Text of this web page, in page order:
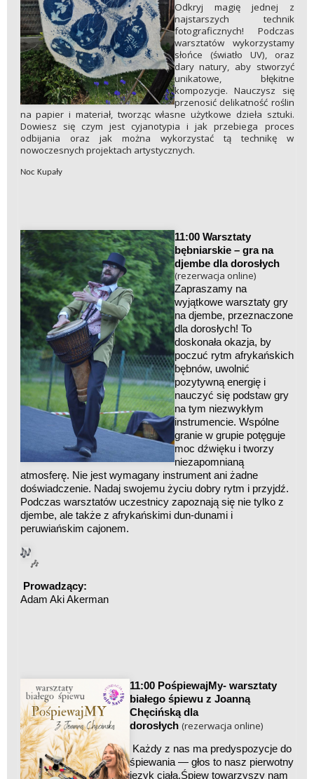
Odkryj magię jednej z
najstarszych technik
fotograficznych! Podczas
warsztatów wykorzystamy
słońce (światło UV), oraz
dary natury, aby stworzyć
unikatowe, błękitne
kompozycje. Nauczysz się
przenosić delikatność roślin
na papier i materiał, tworząc własne użytkowe dzieła sztuki.
Dowiesz się czym jest cyjanotypia i jak przebiega proces
odbijania oraz jak można wykorzystać tą technikę w
nowoczesnych projektach artystycznych.
Noc Kupały
11:00 Warsztaty
bębniarskie – gra na
djembe dla dorosłych
(rezerwacja online)
Zapraszamy na
wyjątkowe warsztaty gry
na djembe, przeznaczone
dla dorosłych! To
doskonała okazja, by
poczuć rytm afrykańskich
bębnów, uwolnić
pozytywną energię i
nauczyć się podstaw gry
na tym niezwykłym
instrumencie. Wspólne
granie w grupie potęguje
moc dźwięku i tworzy
niezapomnianą
atmosferę. Nie jest wymagany instrument ani żadne
doświadczenie. Nadaj swojemu życiu dobry rytm i przyjdź.
Podczas warsztatów uczestnicy zapoznają się nie tylko z
djembe, ale także z afrykańskimi dun-dunami i
peruwiańskim cajonem.
🎶
Prowadzący:
Adam Aki Akerman
11:00 PośpiewajMy- warsztaty
białego śpiewu z Joanną
Chęcińską dla
dorosłych (rezerwacja online)
Każdy z nas ma predyspozycje do
śpiewania — głos to nasz pierwotny
język ciała.Śpiew towarzyszy nam